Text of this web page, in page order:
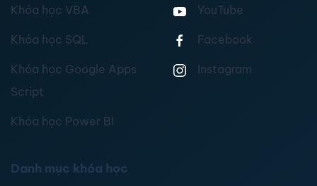
Khóa học VBA
Khóa học SQL
Khóa học Google Apps
Script
Khóa học Power BI
YouTube
Facebook
Instagram
Danh mục khóa học